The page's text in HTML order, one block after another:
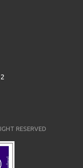
RESERVED